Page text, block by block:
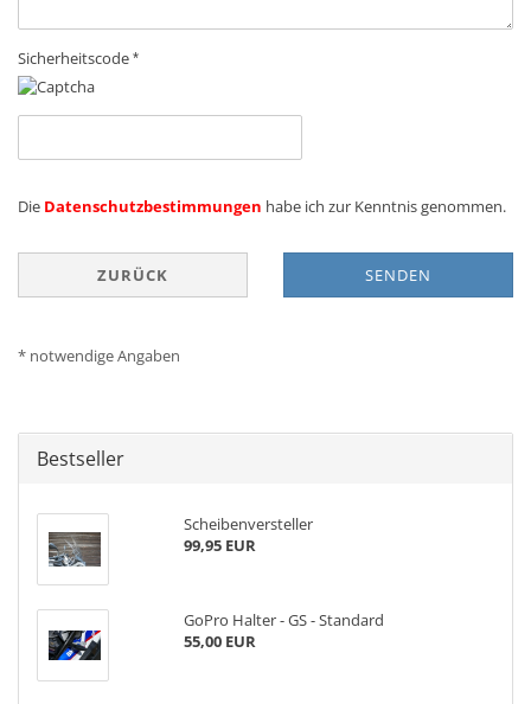
Sicherheitscode
DATENSCHUTZBESTIMMUNGEN
Die Datenschutzbestimmungen habe ich zur Kenntnis genommen.
ZURÜCK SENDEN
* notwendige Angaben
Bestseller
Scheibenversteller
99,95 EUR
GoPro Halter - GS - Standard
55,00 EUR